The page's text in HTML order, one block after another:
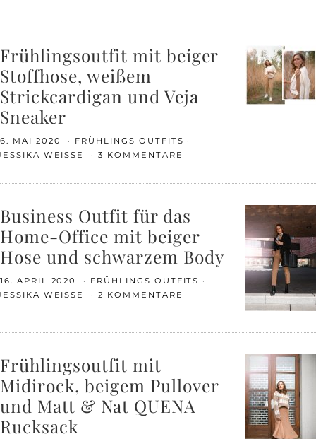
Frühlingsoutfit mit beiger
Stoffhose, weißem
Strickcardigan und Veja
Sneaker
6. MAI 2020
FRÜHLINGS OUTFITS
WEISSE
3 KOMMENTARE
Business Outfit für das
Home-Office mit beiger
Hose und schwarzem Body
16. APRIL 2020
FRÜHLINGS OUTFITS
WEISSE
2 KOMMENTARE
Frühlingsoutfit mit
Midirock, beigem Pullover
und Matt & Nat QUENA
Rucksack